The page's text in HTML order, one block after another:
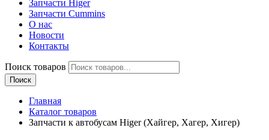
Запчасти Higer
Запчасти Cummins
О нас
Новости
Контакты
Поиск товаров
Поиск
Главная
Каталог товаров
Запчасти к автобусам Higer (Хайгер, Хагер, Хигер)